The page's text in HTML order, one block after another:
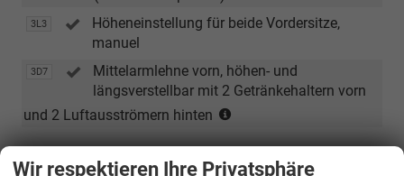
3L3
Höheneinstellung für beide Vordersitze,
manuel
3D7
Mittelarmlehne vorn, höhen- und
längsverstellbar mit 2 Getränkehaltern vorn
und 2 Luftausströmern hinten
Verbindung
mit
Infotainment & Kommunikation
Wir respektieren Ihre Privatsphäre